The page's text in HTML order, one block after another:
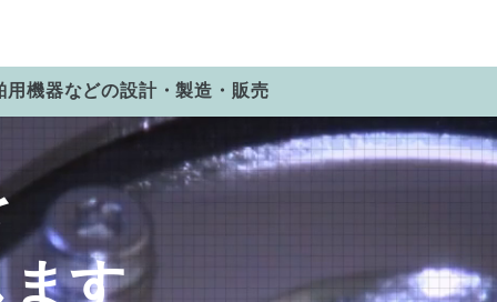
用機器などの設計・製造・販売
す